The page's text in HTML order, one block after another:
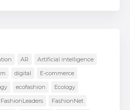
AR
Artificial intelligence
digital
E-commerce
ecofashion
Ecology
FashionLeaders
FashionNet